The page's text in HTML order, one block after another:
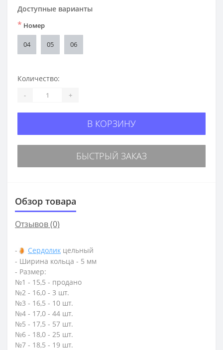
Доступные варианты
* Номер
04 05 06
Количество:
- +
В КОРЗИНУ
БЫСТРЫЙ ЗАКАЗ
Обзор товара
Отзывов (0)
- Сердолик цельный
- Ширина кольца - 5 мм
- Размер:
№1 - 15,5 - продано
№2 - 16,0 - 3 шт.
№3 - 16,5 - 10 шт.
№4 - 17,0 - 44 шт.
№5 - 17,5 - 57 шт.
№6 - 18,0 - 25 шт.
№7 - 18,5 - 19 шт.